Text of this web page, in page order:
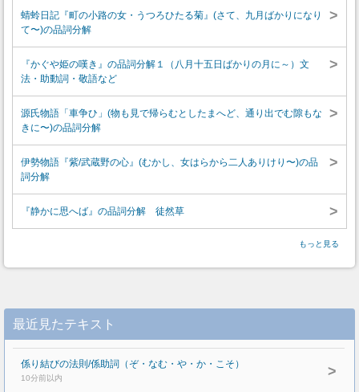
蜻蛉日記『町の小路の女・うつろひたる菊』(さて、九月ばかりになり
て〜)の品詞分解
>
『かぐや姫の嘆き』の品詞分解１（八月十五日ばかりの月に～）文
法・助動詞・敬語など
>
源氏物語「車争ひ」(物も見で帰らむとしたまへど、通り出でむ隙もな
きに〜)の品詞分解
>
伊勢物語『紫/武蔵野の心』(むかし、女はらから二人ありけり〜)の品
詞分解
>
『静かに思へば』の品詞分解 徒然草 >
もっと見る
最近見たテキスト
係り結びの法則/係助詞（ぞ・なむ・や・か・こそ）
10分前以内 >